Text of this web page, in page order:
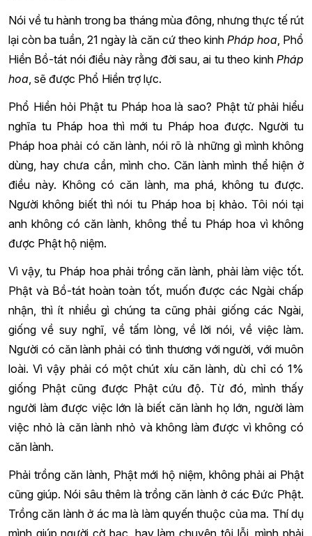
Nói về tu hành trong ba tháng mùa đông, nhưng thực tế rút
lại còn ba tuần, 21 ngày là căn cứ theo kinh Pháp hoa, Phổ
Hiền Bồ-tát nói điều này rằng đời sau, ai tu theo kinh Pháp
hoa , sẽ được Phổ Hiền trợ lực.
Phổ Hiền hỏi Phật tu Pháp hoa là sao? Phật tử phải hiểu
nghĩa tu Pháp hoa thì mới tu Pháp hoa được. Người tu
Pháp hoa phải có căn lành, nói rõ là những gì mình không
dùng, hay chưa cần, mình cho. Căn lành mình thể hiện ở
điều này. Không có căn lành, ma phá, không tu được.
Người không biết thì nói tu Pháp hoa bị khảo. Tôi nói tại
anh không có căn lành, không thể tu Pháp hoa vì không
được Phật hộ niệm.
Vì vậy, tu Pháp hoa phải trồng căn lành, phải làm việc tốt.
Phật và Bồ-tát hoàn toàn tốt, muốn được các Ngài chấp
nhận, thì ít nhiều gì chúng ta cũng phải giống các Ngài,
giống về suy nghĩ, về tấm lòng, về lời nói, về việc làm.
Người có căn lành phải có tình thương với người, với muôn
loài. Vì vậy phải có một chút xíu căn lành, dù chỉ có 1%
giống Phật cũng được Phật cứu độ. Từ đó, mình thấy
người làm được việc lớn là biết căn lành họ lớn, người làm
việc nhỏ là căn lành nhỏ và không làm được vì không có
căn lành.
Phải trồng căn lành, Phật mới hộ niệm, không phải ai Phật
cũng giúp. Nói sâu thêm là trồng căn lành ở các Đức Phật.
Trồng căn lành ở ác ma là làm quyến thuộc của ma. Thí dụ
mình giúp người cờ bạc, hay làm chuyện tội lỗi, mình phải